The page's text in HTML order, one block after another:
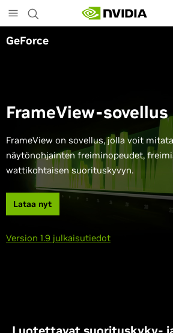
to
main
content
GeForce
FrameView-sovellus
FrameView on sovellus, jolla voit
näytönohjainten freiminopeudet,
wattikohtaisen suorituskyvyn.
Lataa nyt
Version 1.9 julkaisutiedot